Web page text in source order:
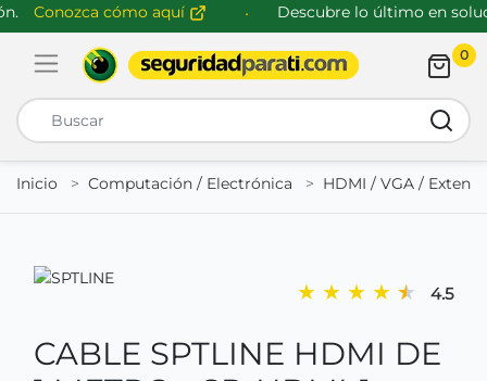
Conozca cómo aquí Descubre lo último en
Abrir menú de navegación
0
Inicio
Computación / Electrónica HDMI / VGA /
★ ★ ★ ★ ★ 4.5
CABLE SPTLINE HDMI DE